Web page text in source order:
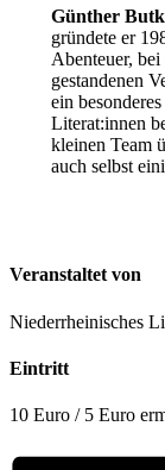
Günther
gründete er
Abenteuer,
gestandenen
ein
Literat:innen
kleinen Team
auch selbst
Veranstaltet von
Niederrheinisches
Eintritt
10 Euro / 5 Euro